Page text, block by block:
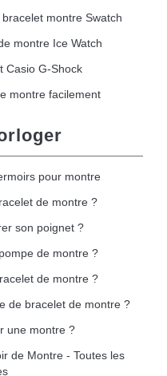
montre Swatch
montre Ice Watch
Casio G-Shock
montre facilement
pour montre
de montre ?
son poignet ?
de montre ?
de montre ?
de bracelet de montre ?
une montre ?
de Montre - Toutes les